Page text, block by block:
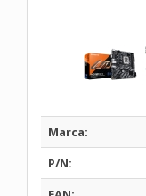
Marca:
P/N: